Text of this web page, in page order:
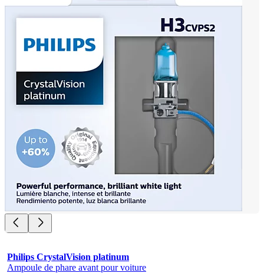
Philips CrystalVision platinum
Ampoule de phare avant pour voiture